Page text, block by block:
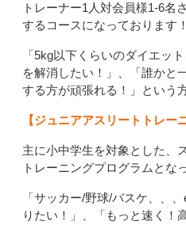
トレーナー1人対会員様1-6名
するコースになっております
「5kg以下くらいのダイエッ
を解消したい！」、「誰かと
する方が頑張れる！」という
【ジュニアアスリートトレー
主に小中学生を対象とした、
トレーニングプログラムとな
「サッカー/野球/バスケ、、
りたい！」、「もっと速く！